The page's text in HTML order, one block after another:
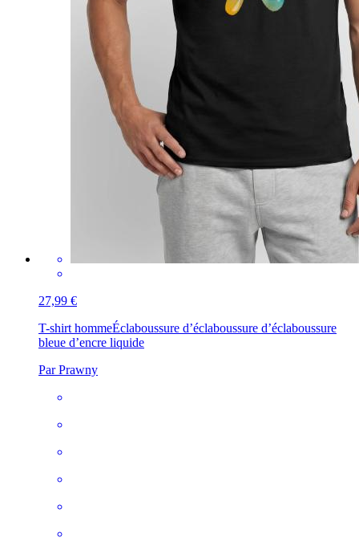
27,99 €
T-shirt hommeÉclaboussure d’éclaboussure d’éclaboussure
bleue d’encre liquide
Par Prawny